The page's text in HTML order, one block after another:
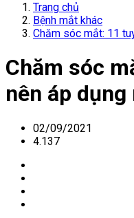
Trang chủ
Bệnh mắt khác
Chăm sóc mắt: 11
Chăm sóc
nên áp dụng
02/09/2021
4.137